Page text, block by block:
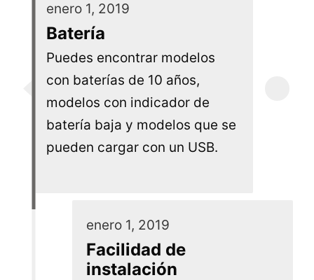
enero 1, 2019
Batería
Puedes encontrar modelos
con baterías de 10 años,
modelos con indicador de
batería baja y modelos que se
pueden cargar con un USB.
enero 1, 2019
Facilidad de
instalación